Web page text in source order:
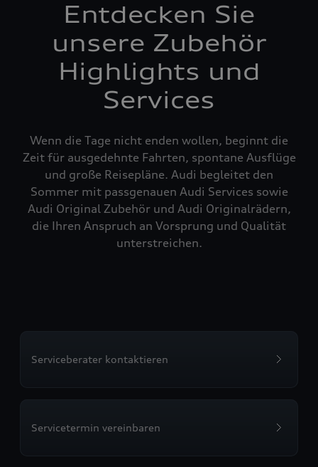
Entdecken Sie
unsere Zubehör
Highlights und
Services
Wenn die Tage nicht enden wollen, beginnt die
Zeit für ausgedehnte Fahrten, spontane Ausflüge
und große Reisepläne. Audi begleitet den
Sommer mit passgenauen Audi Services sowie
Audi Original Zubehör und Audi Originalrädern,
die Ihren Anspruch an Vorsprung und Qualität
unterstreichen.
Serviceberater kontaktieren
Servicetermin vereinbaren